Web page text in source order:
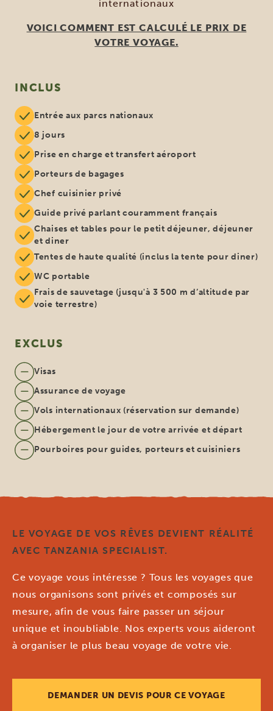
internationaux
VOICI COMMENT EST CALCULÉ LE PRIX DE
VOTRE VOYAGE.
INCLUS
Entrée aux parcs nationaux
8 jours
Prise en charge et transfert aéroport
Porteurs de bagages
Chef cuisinier privé
Guide privé parlant couramment français
Chaises et tables pour le petit déjeuner, déjeuner
et diner
Tentes de haute qualité (inclus la tente pour diner)
WC portable
Frais de sauvetage (jusqu'à 3 500 m d’altitude par
voie terrestre)
EXCLUS
Visas
Assurance de voyage
Vols internationaux (réservation sur demande)
Hébergement le jour de votre arrivée et départ
Pourboires pour guides, porteurs et cuisiniers
LE VOYAGE DE VOS RÊVES DEVIENT RÉALITÉ
AVEC TANZANIA SPECIALIST.
Ce voyage vous intéresse ? Tous les voyages que
nous organisons sont privés et composés sur
mesure, afin de vous faire passer un séjour
unique et inoubliable. Nos experts vous aideront
à organiser le plus beau voyage de votre vie.
DEMANDER UN DEVIS POUR CE VOYAGE